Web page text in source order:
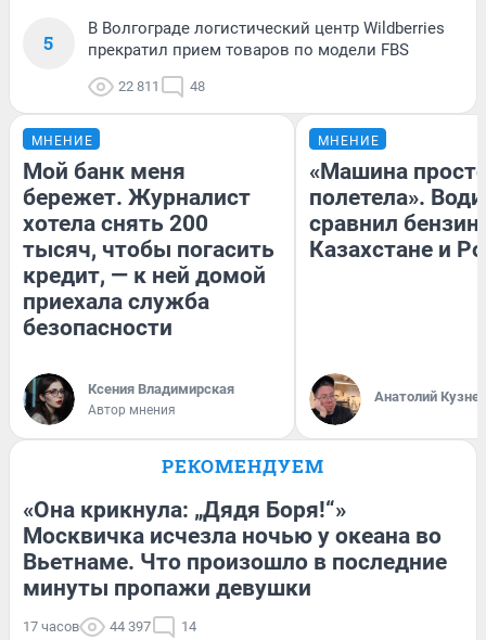
5
В Волгограде логистический центр Wildberries
прекратил прием товаров по модели FBS
22 811 48
МНЕНИЕ
Мой банк меня
бережет. Журналист
хотела снять 200
тысяч, чтобы погасить
кредит, — к ней домой
приехала служба
безопасности
Ксения Владимирская
Автор мнения
МНЕНИЕ
«Машина
полетела».
сравнил бензин
Казахстане и
Анатолий
РЕКОМЕНДУЕМ
«Она крикнула: „Дядя Боря!“»
Москвичка исчезла ночью у океана во
Вьетнаме. Что произошло в последние
минуты пропажи девушки
17 часов 44 397 14